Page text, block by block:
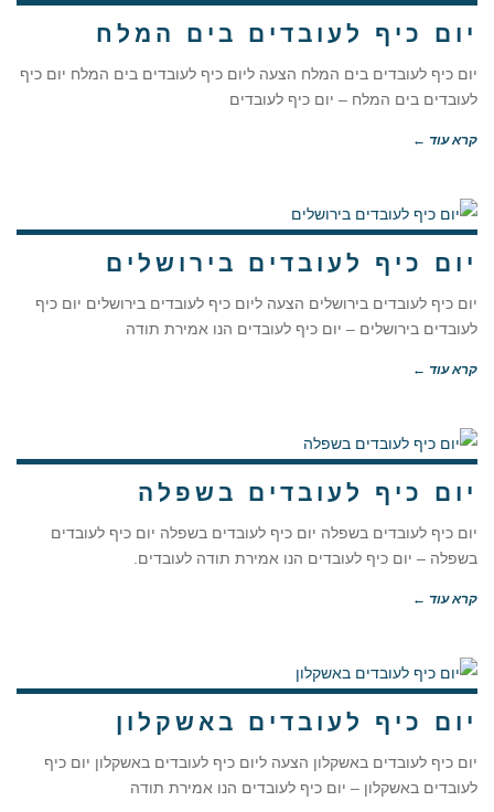
יום כיף לעובדים בים המלח
יום כיף לעובדים בים המלח הצעה ליום כיף לעובדים בים המלח יום כיף
לעובדים בים המלח – יום כיף לעובדים
קרא עוד ←
יום כיף לעובדים בירושלים
יום כיף לעובדים בירושלים הצעה ליום כיף לעובדים בירושלים יום כיף
לעובדים בירושלים – יום כיף לעובדים הנו אמירת תודה
קרא עוד ←
יום כיף לעובדים בשפלה
יום כיף לעובדים בשפלה יום כיף לעובדים בשפלה יום כיף לעובדים
בשפלה – יום כיף לעובדים הנו אמירת תודה לעובדים.
קרא עוד ←
יום כיף לעובדים באשקלון
יום כיף לעובדים באשקלון הצעה ליום כיף לעובדים באשקלון יום כיף
לעובדים באשקלון – יום כיף לעובדים הנו אמירת תודה